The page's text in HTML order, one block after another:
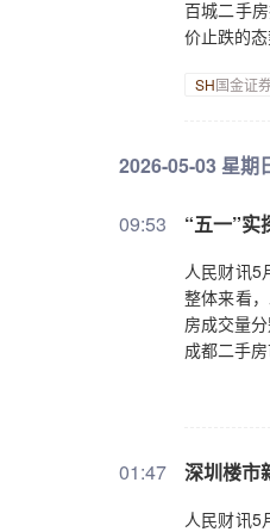
百城二手
价止跌的态
SH国金证
2026-05-03 星期
09:53 “五一”实
人民财讯5
整体来看
房成交量
成都二手
01:47 深圳楼市
人民财讯5